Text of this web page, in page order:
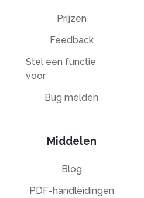
Prijzen
Feedback
Stel een functie
voor
Bug melden
Middelen
Blog
PDF-handleidingen